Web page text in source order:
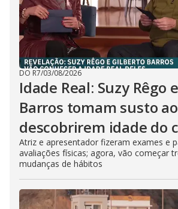
DO R7/03/08/2026
Idade Real: Suzy Rêgo
Barros tomam susto ao
descobrirem idade do
Atriz e apresentador fizeram exames e
avaliações físicas; agora, vão começar
mudanças de hábitos